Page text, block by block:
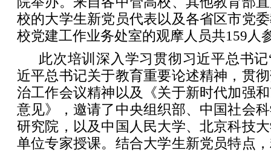
校的大学生新党员代表以及各省区市党
校党建工作业务处室的观摩人员共159人
此次培训深入学习贯彻习近平总书
近平总书记关于教育重要论述精神，贯
治工作会议精神以及《关于新时代加强
意见》，邀请了中央组织部、中国社会
研究院，以及中国人民大学、北京科技
单位专家授课。结合大学生新党员特点